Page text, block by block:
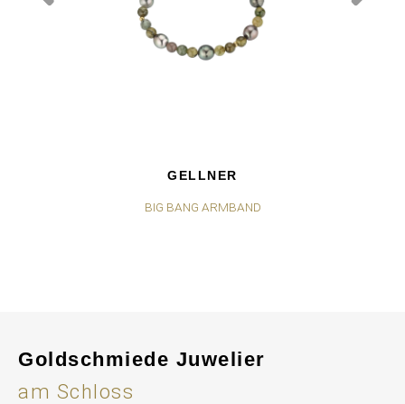
GELLNER
BIG BANG ARMBAND
Goldschmiede Juwelier
am Schloss